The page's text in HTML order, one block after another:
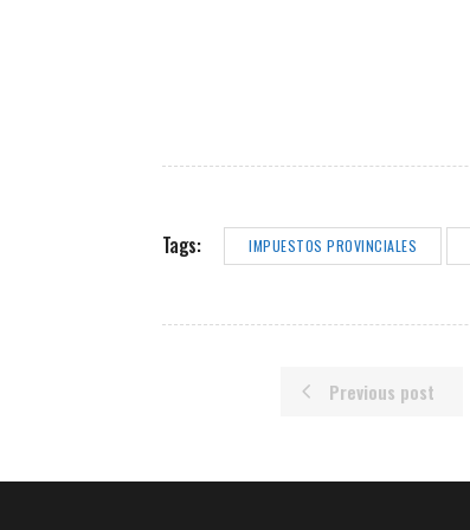
Tags: IMPUESTOS PROVINCIALES
Previous post